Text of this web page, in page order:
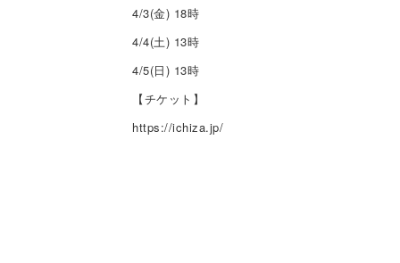
4/3(金) 18時
4/4(土) 13時
4/5(日) 13時
【チケット】
https://ichiza.jp/